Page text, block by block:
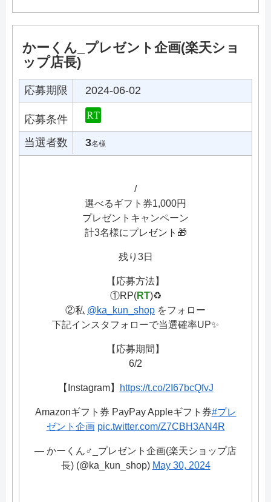
かーくん_プレゼント企画(楽天ショ
ップ店長)
応募期限 2024-06-02
応募条件
当選者数
3名様
/
選べるギフト券1,000円
プレゼントキャンペーン
計3名様にプレゼント🎁
残り3日
【応募方法】
①RP(RT)♻️
②私 @ka_kun_shop をフォロー
下記インスタフォローで当選確率UP✨
【応募期間】
6/2
【Instagram】 https://t.co/2I67bcQfvJ
Amazonギフト券 PayPay Appleギフト券#プレ
ゼント企画 pic.twitter.com/Z7CBH3AN4R
— かーくん♂_プレゼント企画(楽天ショップ店
長) (@ka_kun_shop) May 30, 2024